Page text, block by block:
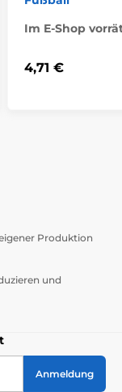
Im E-Shop
4,71 €
Produktion
und
Anmeldung